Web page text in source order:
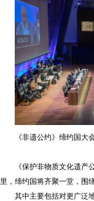
《非遗公约》缔约国大会
《保护非物质文化遗产公
里，缔约国将齐聚一堂，围
其中主要包括对更广泛地